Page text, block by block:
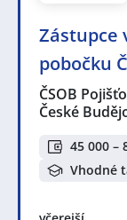
Zástupce
pobočku
ČSOB
České
45 000 –
Vhodné